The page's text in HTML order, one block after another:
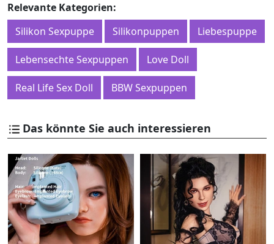
Relevante Kategorien:
Silikon Sexpuppe
Silikonpuppen Liebespuppe
Lebensechte Sexpuppen Love Doll
Real Life Sex Doll BBW Sexpuppen
Das könnte Sie auch interessieren